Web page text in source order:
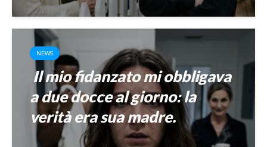
NEWS
Il mio fidanzato mi obbligava
a due docce al giorno: la
verità era sua madre.